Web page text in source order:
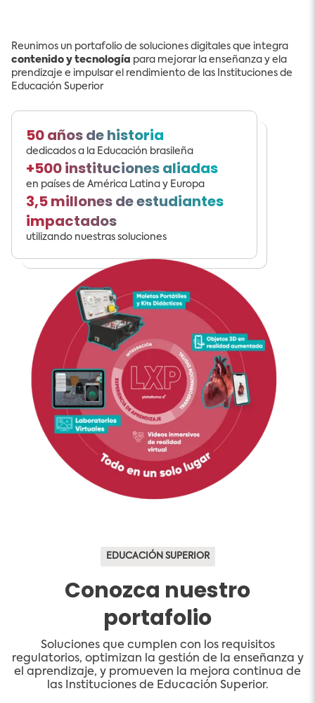
Reunimos un portafolio de soluciones digitales que integra
contenido y tecnología para mejorar la enseñanza y ela
prendizaje e impulsar el rendimiento de las Instituciones de
Educación Superior
50 años de historia
dedicados a la Educación brasileña
+500 instituciones aliadas
en países de América Latina y Europa
3,5 millones de estudiantes
impactados
utilizando nuestras soluciones
EDUCACIÓN SUPERIOR
Conozca nuestro
portafolio
Soluciones que cumplen con los requisitos
regulatorios, optimizan la gestión de la enseñanza y
el aprendizaje, y promueven la mejora continua de
las Instituciones de Educación Superior.